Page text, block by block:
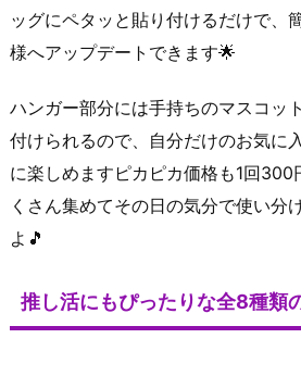
ッグにペタッと貼り付けるだけで、
様へアップデートできます🌟
ハンガー部分には手持ちのマスコッ
付けられるので、自分だけのお気に
に楽しめますピカピカ価格も1回300
くさん集めてその日の気分で使い分
よ🎵
推し活にもぴったりな全8種類